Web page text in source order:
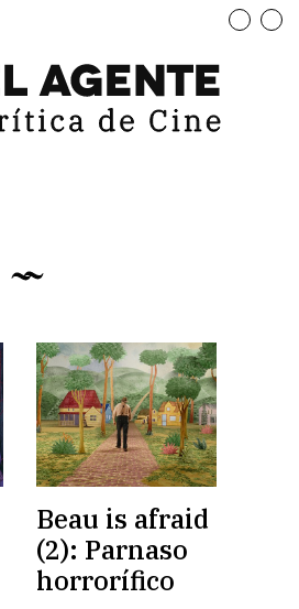
Beau is afraid
(2): Parnaso
horrorífico